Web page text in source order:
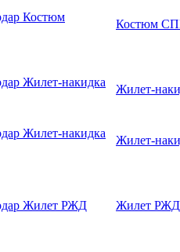
Костюм
Жилет-
Жилет-
Жилет РЖД